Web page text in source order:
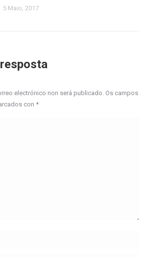
5 Maio, 2017
electrónico non será publicado. Os campos
con *